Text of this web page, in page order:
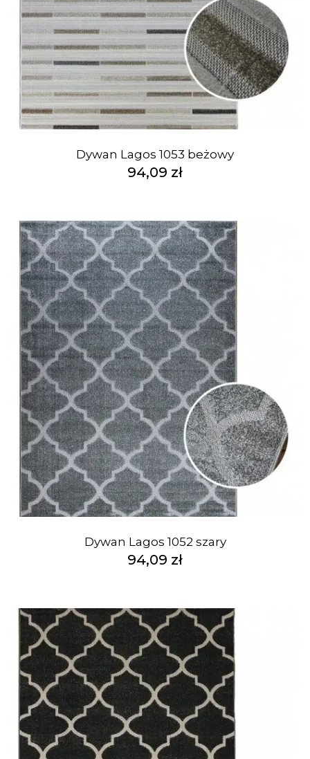
Dywan Lagos 1053 beżowy
94,09 zł
Dywan Lagos 1052 szary
94,09 zł